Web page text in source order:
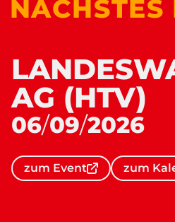
NÄCHSTES
AG (HTV)
06/09/2026
zum Event
zum
Event
zum
zum